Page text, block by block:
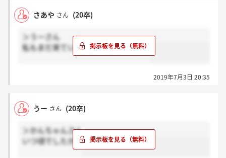
さあや さん (20卒)
＞うーさん
私もまだ来ていません、、不安です。
2019年7月3日 20:35
うー さん (20卒)
＞かんちゃんさん
いつ頃でしたか？